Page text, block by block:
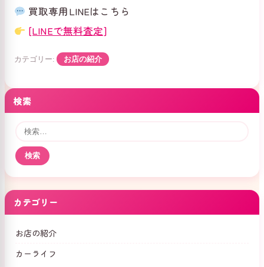
買取専用LINEはこちら
[LINEで無料査定]
カテゴリー: お店の紹介
検索
カテゴリー
お店の紹介
カーライフ